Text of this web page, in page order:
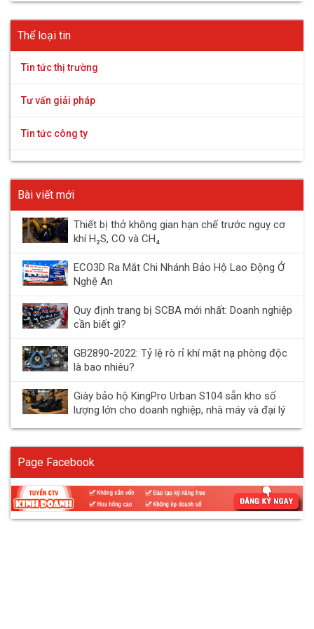
Thể loại tin
Tin tức thị trường
Tư vấn giải pháp
Tin tức công ty
Bài viết mới
Thiết bị thở không gian hạn chế trước nguy cơ
khí H₂S, CO và CH₄
ECO3D Ra Mắt Chi Nhánh Bảo Hộ Lao Động Ở
Nghệ An
Quy định trang bị SCBA mới nhất: Doanh nghiệp
cần biết gì?
GB2890-2022: Tỷ lệ rò rỉ khí mặt nạ phòng độc
là bao nhiêu?
Giày bảo hộ KingPro Urban S104 sẵn kho số
lượng lớn cho doanh nghiệp, nhà máy và đại lý
Page Facebook